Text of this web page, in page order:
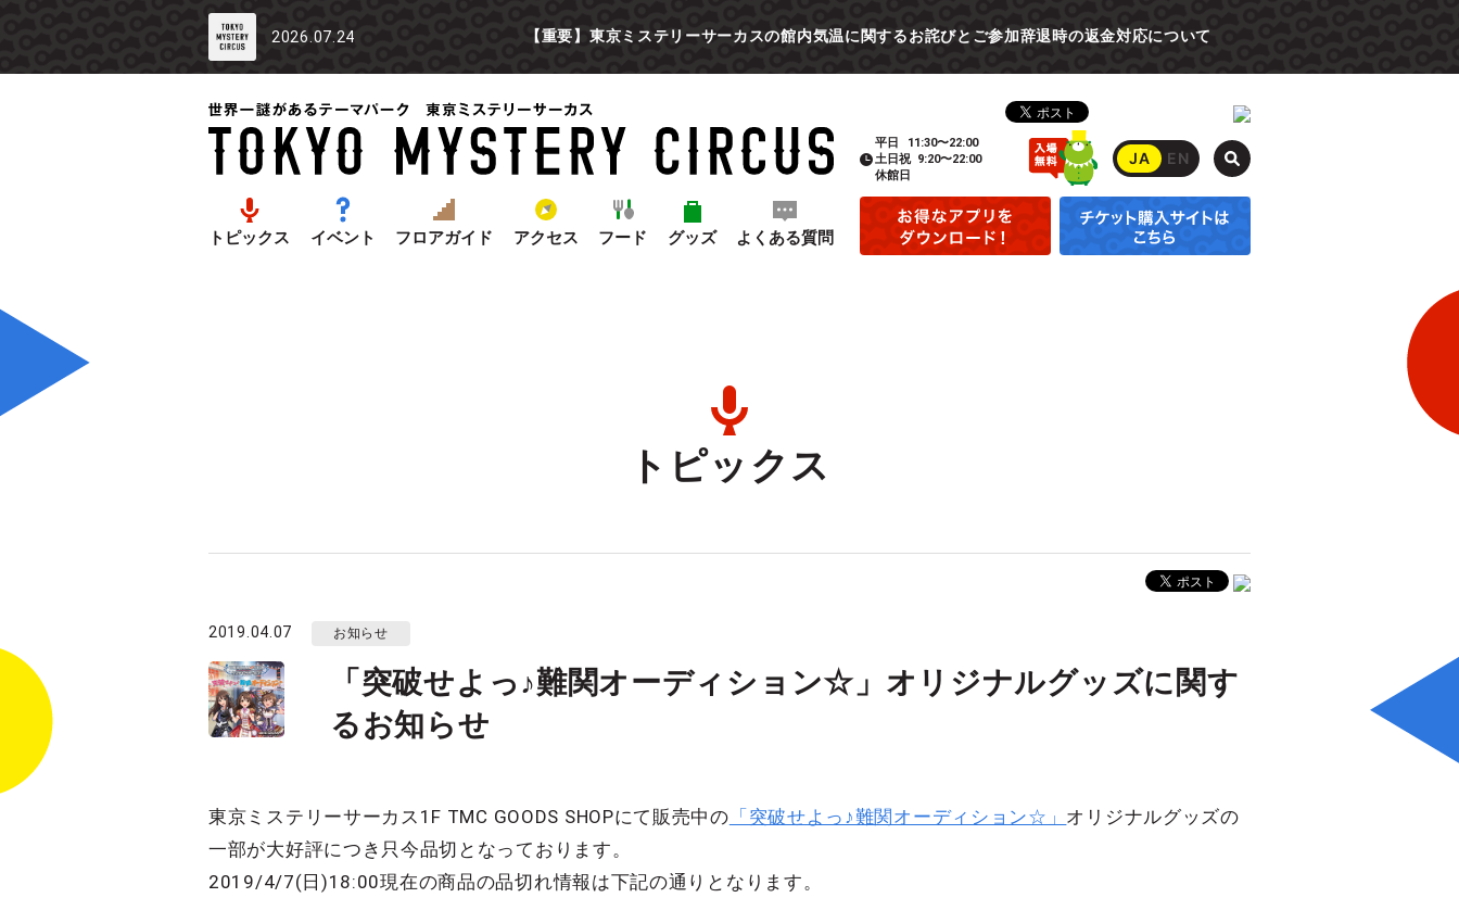
2026.07.24 【重要】東京ミステリーサーカスの館内気温に関するお詫びとご参加辞退時の返金対応について
トピックス イベント フロアガイド アクセス フード グッズ よくある質問
平日
11:30〜22:00
土日祝 9:20〜22:00
休館日
JA EN
トピックス
2019.04.07 お知らせ
「突破せよっ♪難関オーディション☆」オリジナルグッズに関す
るお知らせ
東京ミステリーサーカス1F TMC GOODS SHOPにて販売中の 「突破せよっ♪難関オーディション☆」 オリジナルグッズの
一部が大好評につき只今品切となっております。
2019/4/7(日)18:00現在の商品の品切れ情報は下記の通りとなります。